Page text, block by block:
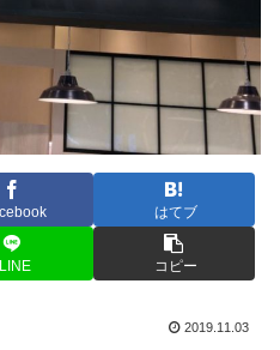
はてブ
LINE コピー
2019.11.03